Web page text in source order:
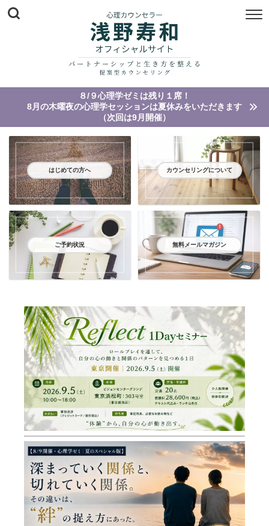
８/９心理学ゼミは残り１席！
8月の木曜夜の心理学セッションは夏休みをいただきます
（次回は9月開催）
はじめての方へ カウンセリングについて
ご予約状況 無料メールマガジン